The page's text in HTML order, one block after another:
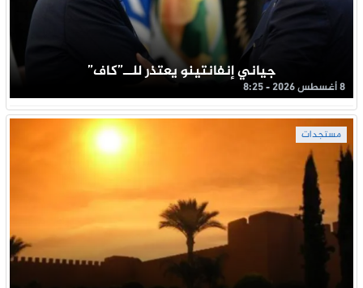
جياني إنفانتينو يعتذر للــ”كاف”
8 أغسطس 2026 - 8:25
مستجدات